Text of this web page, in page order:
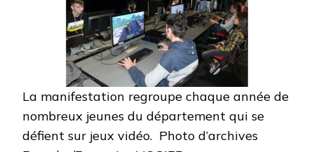
La manifestation regroupe chaque année de
nombreux jeunes du département qui se
défient sur jeux vidéo. Photo d’archives